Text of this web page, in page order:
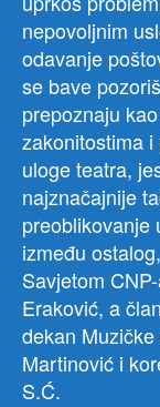
nepovoljnim
odavanje
se bave
prepoznaju
zakonitostima
uloge teatra,
najznačajnije
preoblikovanje
između
Savjetom
Eraković, a
dekan
Martinović i
S.Ć.